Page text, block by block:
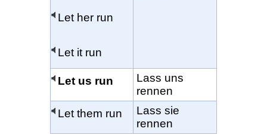
Let her run
Let it run
Let us run
Lass uns
rennen
Let them run
Lass sie
rennen